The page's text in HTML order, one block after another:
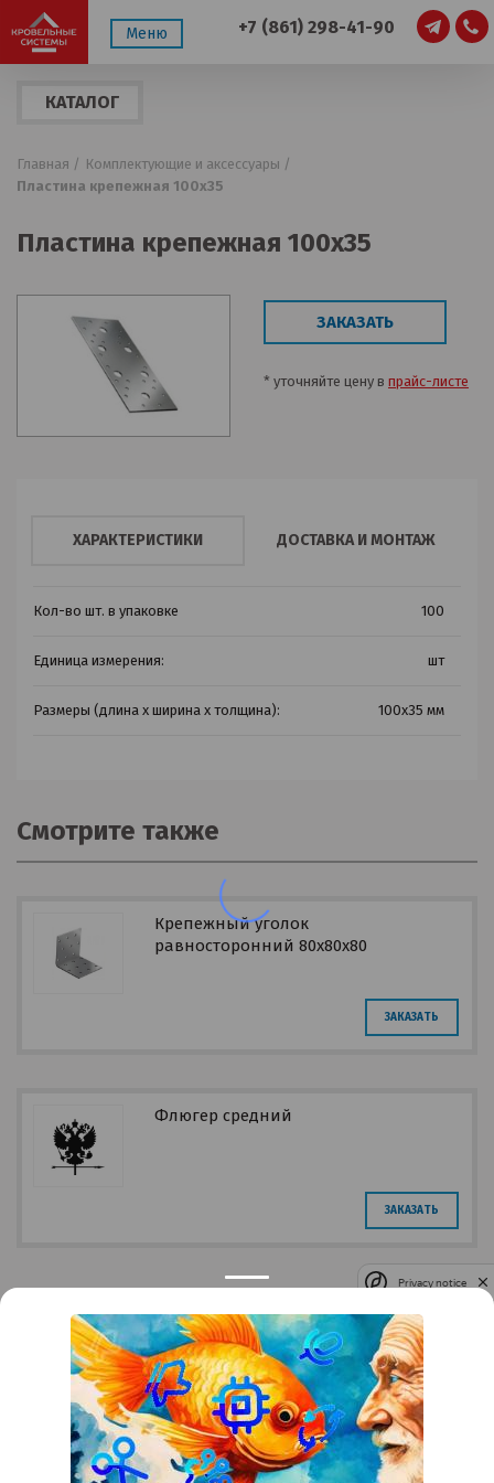
Меню +7 (861) 298-41-90
КАТАЛОГ
Главная / Комплектующие и аксессуары /
Пластина крепежная 100х35
Пластина крепежная 100х35
ЗАКАЗАТЬ
* уточняйте цену в прайс-листе
ХАРАКТЕРИСТИКИ ДОСТАВКА И МОНТАЖ
Кол-во шт. в упаковке 100
Единица измерения: шт
Размеры (длина х ширина х толщина): 100х35 мм
Смотрите также
Крепежный уголок
равносторонний 80х80х80
ЗАКАЗАТЬ
Флюгер средний
ЗАКАЗАТЬ
Контакты
Краснодар Тимашевск Темрюк
+7 (861) 298-41-90 +7 (861) 298-41-90
Российская, дом 269/10А
Privacy notice